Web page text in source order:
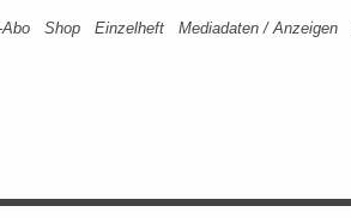
Shop Einzelheft Mediadaten / Anzeigen